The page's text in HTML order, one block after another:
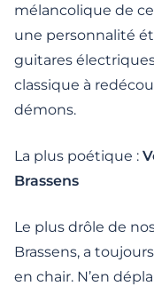
mélancolique de
une personnalité
guitares
classique à
démons.
La plus poétique :
Brassens
Le plus drôle de
Brassens, a
en chair. N’en